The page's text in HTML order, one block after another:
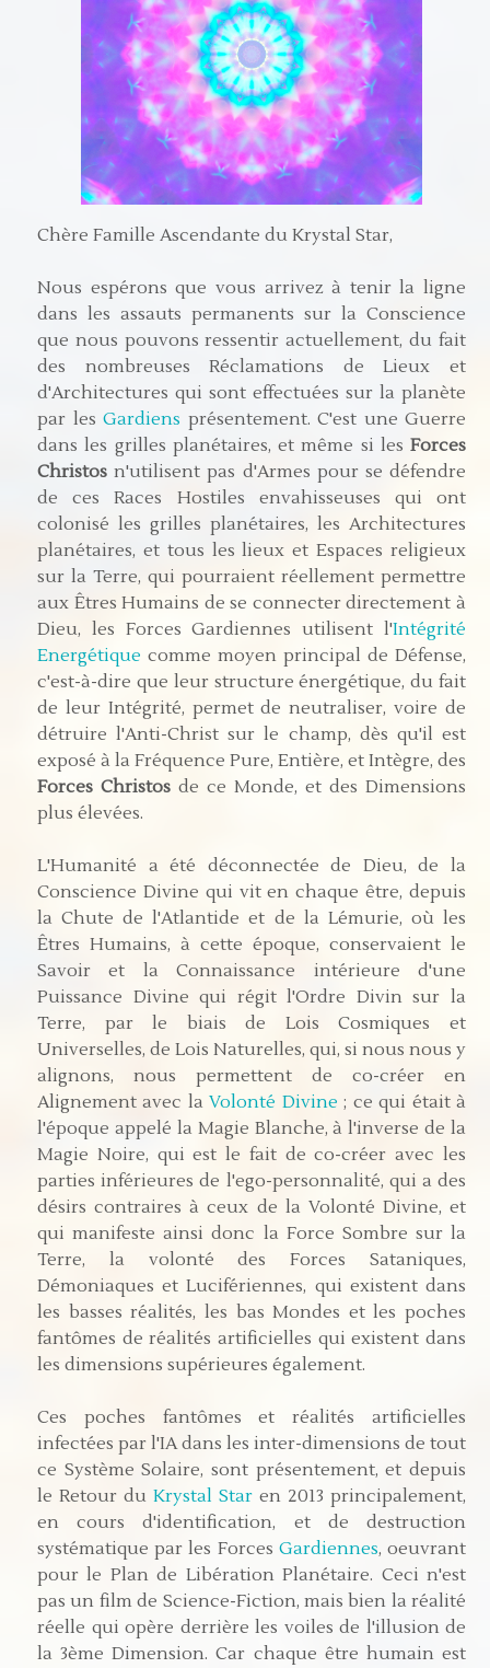
Chère Famille Ascendante du Krystal Star,
Nous espérons que vous arrivez à tenir la ligne
dans les assauts permanents sur la Conscience
que nous pouvons ressentir actuellement, du fait
des nombreuses Réclamations de Lieux et
d'Architectures qui sont effectuées sur la planète
par les Gardiens présentement. C'est une Guerre
dans les grilles planétaires, et même si les Forces
Christos n'utilisent pas d'Armes pour se défendre
de ces Races Hostiles envahisseuses qui ont
colonisé les grilles planétaires, les Architectures
planétaires, et tous les lieux et Espaces religieux
sur la Terre, qui pourraient réellement permettre
aux Êtres Humains de se connecter directement à
Dieu, les Forces Gardiennes utilisent l'Intégrité
Energétique comme moyen principal de Défense,
c'est-à-dire que leur structure énergétique, du fait
de leur Intégrité, permet de neutraliser, voire de
détruire l'Anti-Christ sur le champ, dès qu'il est
exposé à la Fréquence Pure, Entière, et Intègre, des
Forces Christos de ce Monde, et des Dimensions
plus élevées.
L'Humanité a été déconnectée de Dieu, de la
Conscience Divine qui vit en chaque être, depuis
la Chute de l'Atlantide et de la Lémurie, où les
Êtres Humains, à cette époque, conservaient le
Savoir et la Connaissance intérieure d'une
Puissance Divine qui régit l'Ordre Divin sur la
Terre, par le biais de Lois Cosmiques et
Universelles, de Lois Naturelles, qui, si nous nous y
alignons, nous permettent de co-créer en
Alignement avec laVolonté Divine ; ce qui était à
l'époque appelé la Magie Blanche, à l'inverse de la
Magie Noire, qui est le fait de co-créer avec les
parties inférieures de l'ego-personnalité, qui a des
désirs contraires à ceux de la Volonté Divine, et
qui manifeste ainsi donc la Force Sombre sur la
Terre, la volonté des Forces Sataniques,
Démoniaques et Lucifériennes, qui existent dans
les basses réalités, les bas Mondes et les poches
fantômes de réalités artificielles qui existent dans
les dimensions supérieures également.
Ces poches fantômes et réalités artificielles
infectées par l'IA dans les inter-dimensions de tout
ce Système Solaire, sont présentement, et depuis
le Retour du Krystal Star en 2013 principalement,
en cours d'identification, et de destruction
systématique par les Forces Gardiennes, oeuvrant
pour le Plan de Libération Planétaire. Ceci n'est
pas un film de Science-Fiction, mais bien la réalité
réelle qui opère derrière les voiles de l'illusion de
la 3ème Dimension. Car chaque être humain est